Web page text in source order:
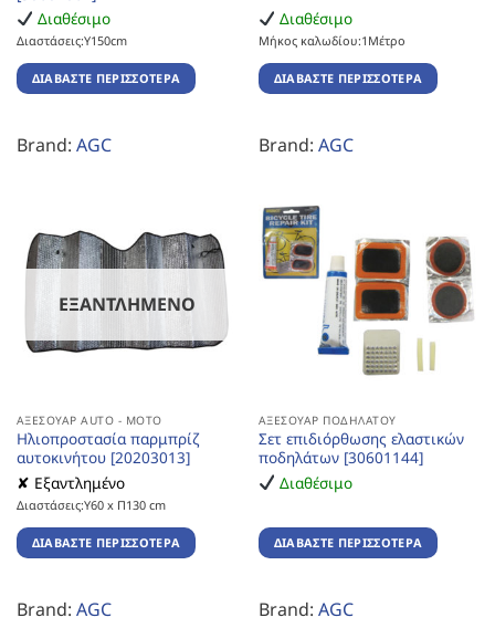
Διαθέσιμο
Διαστάσεις:Υ150cm
ΔΙΑΒΆΣΤΕ ΠΕΡΙΣΣΌΤΕΡΑ
Brand: AGC
Διαθέσιμο
Μήκος καλωδίου:1Μέτρο
ΔΙΑΒΆΣΤΕ ΠΕΡΙΣΣΌΤΕΡΑ
Brand: AGC
ΕΞΑΝΤΛΗΜΈΝΟ
ΑΞΕΣΟΥΆΡ AUTO - MOTO
Ηλιοπροστασία παρμπρίζ
αυτοκινήτου [20203013]
✘ Εξαντλημένο
Διαστάσεις:Υ60 x Π130 cm
ΔΙΑΒΆΣΤΕ ΠΕΡΙΣΣΌΤΕΡΑ
Brand: AGC
ΑΞΕΣΟΥΆΡ ΠΟΔΗΛΆΤΟΥ
Σετ επιδιόρθωσης ελαστικών
ποδηλάτων [30601144]
Διαθέσιμο
ΔΙΑΒΆΣΤΕ ΠΕΡΙΣΣΌΤΕΡΑ
Brand: AGC